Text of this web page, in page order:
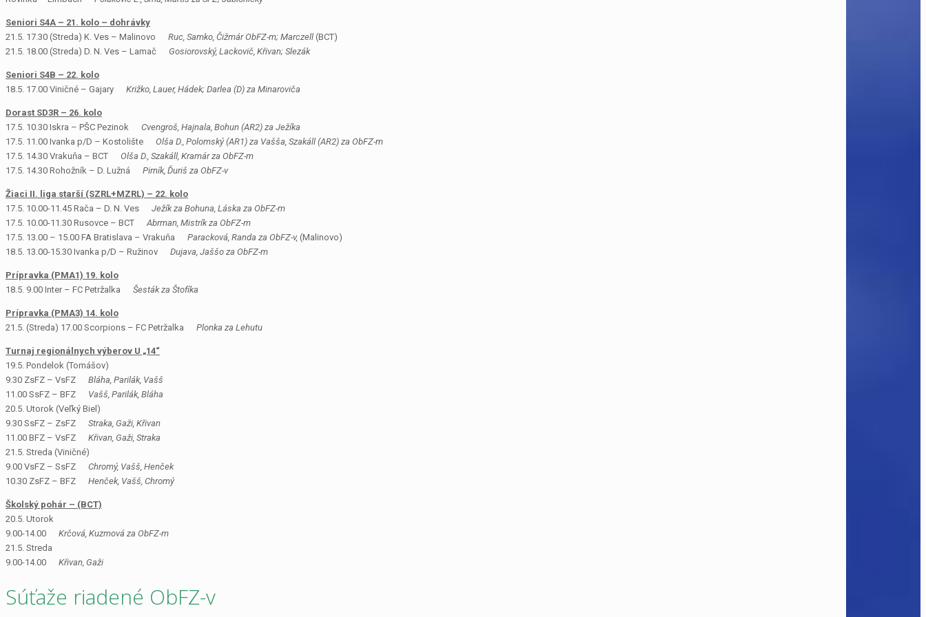
Seniori S4A – 21. kolo – dohrávky
21.5. 17.30 (Streda) K. Ves – Malinovo Ruc, Samko, Čižmár ObFZ-m; Marczell (BCT)
21.5. 18.00 (Streda) D. N. Ves – Lamač Gosiorovský, Lackovič, Křivan; Slezák
Seniori S4B – 22. kolo
18.5. 17.00 Viničné – Gajary Križko, Lauer, Hádek; Darlea (D) za Minaroviča
Dorast SD3R – 26. kolo
17.5. 10.30 Iskra – PŠC Pezinok Cvengroš, Hajnala, Bohun (AR2) za Ježíka
17.5. 11.00 Ivanka p/D – Kostolište Olša D., Polomský (AR1) za Vašša, Szakáll (AR2) za ObFZ-m
17.5. 14.30 Vrakuňa – BCT Olša D., Szakáll, Kramár za ObFZ-m
17.5. 14.30 Rohožník – D. Lužná Pirník, Ďuriš za ObFZ-v
Žiaci II. liga starší (SZRL+MZRL) – 22. kolo
17.5. 10.00-11.45 Rača – D. N. Ves Ježík za Bohuna, Láska za ObFZ-m
17.5. 10.00-11.30 Rusovce – BCTAbrman, Mistrík za ObFZ-m
17.5. 13.00 – 15.00 FA Bratislava – Vrakuňa Paracková, Randa za ObFZ-v, (Malinovo)
18.5. 13.00-15.30 Ivanka p/D – Ružinov Dujava, Jaššo za ObFZ-m
Prípravka (PMA1) 19. kolo
18.5. 9.00 Inter – FC Petržalka Šesták za Štofíka
Prípravka (PMA3) 14. kolo
21.5. (Streda) 17.00 Scorpions – FC Petržalka Plonka za Lehutu
Turnaj regionálnych výberov U „14“
19.5. Pondelok (Tomášov)
9.30 ZsFZ – VsFZ Bláha, Parilák, Vašš
11.00 SsFZ – BFZ Vašš, Parilák, Bláha
20.5. Utorok (Veľký Biel)
9.30 SsFZ – ZsFZ Straka, Gaži, Křivan
11.00 BFZ – VsFZ Křivan, Gaži, Straka
21.5. Streda (Viničné)
9.00 VsFZ – SsFZ Chromý, Vašš, Henček
10.30 ZsFZ – BFZ Henček, Vašš, Chromý
Školský pohár – (BCT)
20.5. Utorok
9.00-14.00 Krčová, Kuzmová za ObFZ-m
21.5. Streda
9.00-14.00 Křivan, Gaži
Súťaže riadené ObFZ-v